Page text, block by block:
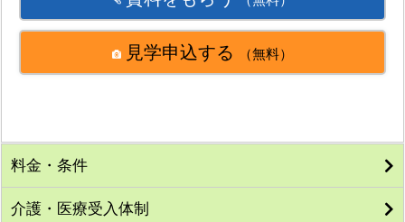
見学申込する （無料）
料金・条件
介護・医療受入体制